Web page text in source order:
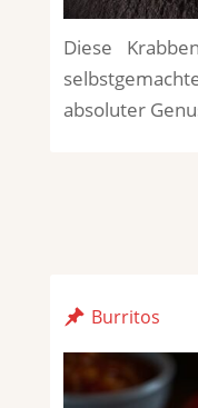
Diese
absoluter
Burritos